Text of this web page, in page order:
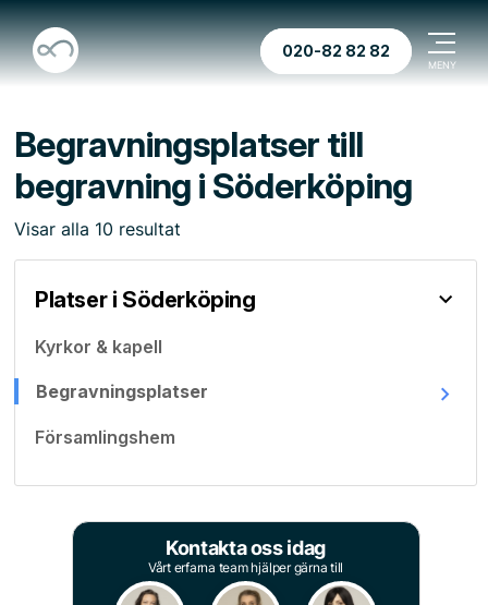
020-82 82 82
Begravningsplatser till
begravning i Söderköping
Visar alla 10 resultat
Platser i Söderköping
Kyrkor & kapell
Begravningsplatser
Församlingshem
Kontakta oss idag
Vårt erfarna team hjälper gärna till